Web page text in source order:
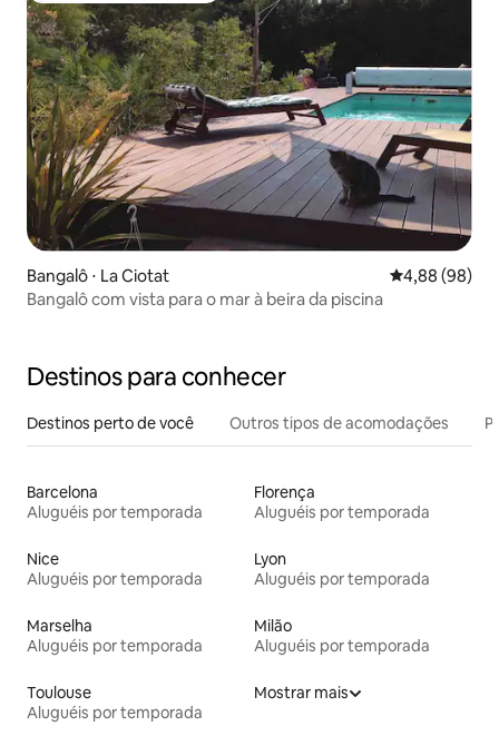
Bangalô ⋅ La Ciotat 4,88 de uma
4,88 (98)
Bangalô com vista para o mar à beira da piscina
Destinos para conhecer
Destinos perto de você Outros tipos de acomodações
Barcelona
Aluguéis por temporada
Florença
Aluguéis por temporada
Nice
Aluguéis por temporada
Lyon
Aluguéis por temporada
Marselha
Aluguéis por temporada
Milão
Aluguéis por temporada
Toulouse
Aluguéis por temporada
Mostrar mais